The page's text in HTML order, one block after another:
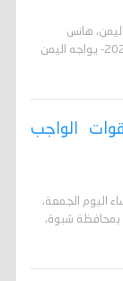
هانس
غروندبرغ، بشأن الوضع في اليمن عمّان، 7 آبأغسطس 2026- يواجه اليمن
الواجب
اليوم الجمعة،
بمحافظة شبوة،